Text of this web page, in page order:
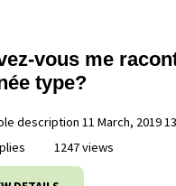
vous me
type?
description 11 March, 2019
1247 views